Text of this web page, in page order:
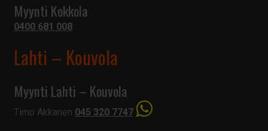
Myynti Kokkola
0400 681 008
Lahti – Kouvola
Myynti Lahti – Kouvola
Timo Akkanen 045 320 7747